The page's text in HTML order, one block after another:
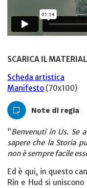
SCARICA IL
Scheda artistica
Manifesto (70x100)
Note di regia
“Benvenuti in Us. Se
sapere che la Storia
non è sempre facile
Ed è qui, in questo
Rin e Hud si